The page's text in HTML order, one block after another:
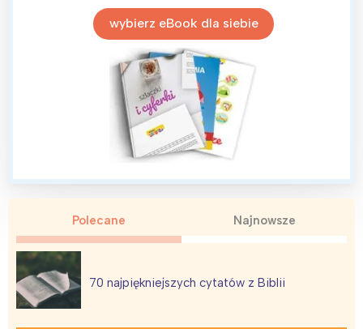
wybierz eBook dla siebie
Polecane Najnowsze
70 najpiękniejszych cytatów z Biblii